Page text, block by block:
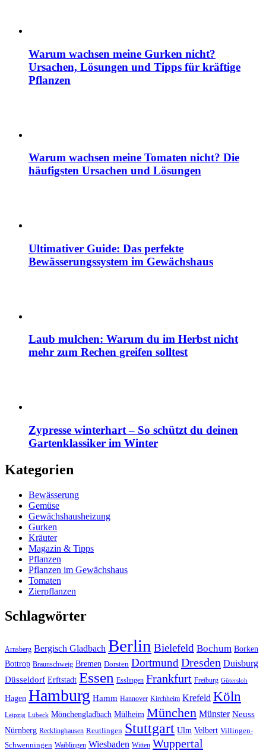
Warum wachsen meine Gurken nicht?
Ursachen, Lösungen und Tipps für kräftige
Pflanzen
Warum wachsen meine Tomaten nicht? Die
häufigsten Ursachen und Lösungen
Ultimativer Guide: Das perfekte
Bewässerungssystem im Gewächshaus
Laub mulchen: Warum du im Herbst nicht
mehr zum Rechen greifen solltest
Zypresse winterhart – So schützt du deinen
Gartenklassiker im Winter
Kategorien
Bewässerung
Gemüse
Gewächshausheizung
Gurken
Kräuter
Magazin & Tipps
Pflanzen
Pflanzen im Gewächshaus
Tomaten
Zierpflanzen
Schlagwörter
Arnsberg Bergisch Gladbach Berlin Bielefeld Bochum Borken
Bottrop Braunschweig Bremen Dorsten DortmundDresden Duisburg
Düsseldorf Erftstadt Essen Esslingen Frankfurt Freiburg Gütersloh
Hagen Hamburg Hamm Hannover Kirchheim Krefeld Köln
Leipzig Lübeck Mönchengladbach Mülheim München Münster Neuss
Nürnberg Recklinghausen Reutlingen Stuttgart Ulm Velbert Villingen-
Schwenningen Waiblingen Wiesbaden Witten Wuppertal